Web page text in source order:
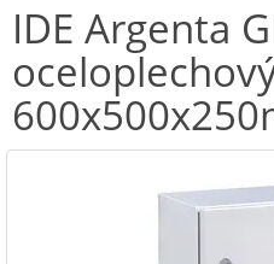
IDE Argenta